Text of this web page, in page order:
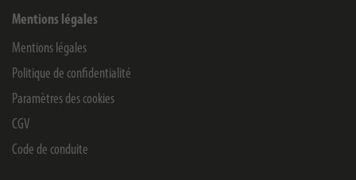
Mentions légales
Mentions légales
Politique de confidentialité
Paramètres des cookies
CGV
Code de conduite